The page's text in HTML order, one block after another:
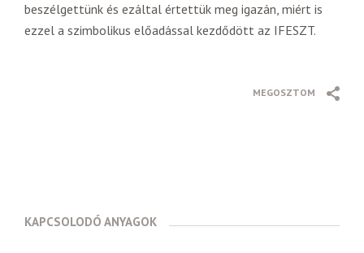
beszélgettünk és ezáltal értettük meg igazán, miért is
ezzel a szimbolikus előadással kezdődött az IFESZT.
MEGOSZTOM
KAPCSOLODÓ ANYAGOK